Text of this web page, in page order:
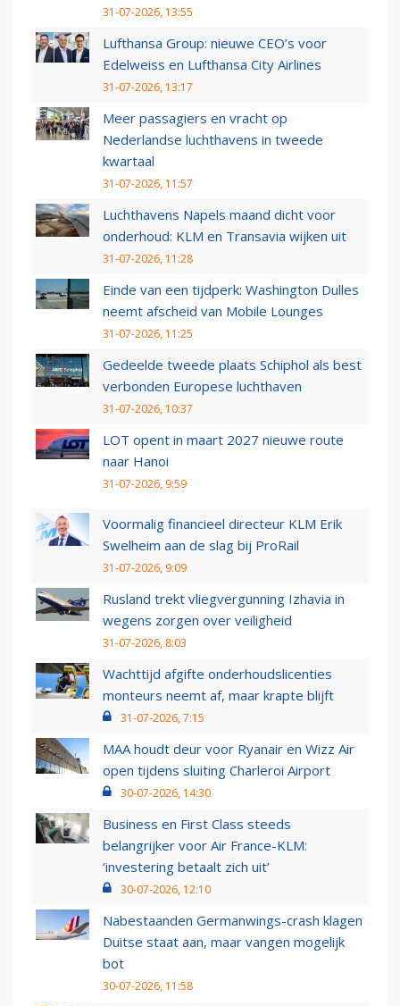
31-07-2026, 13:55
Lufthansa Group: nieuwe CEO’s voor
Edelweiss en Lufthansa City Airlines
31-07-2026, 13:17
Meer passagiers en vracht op
Nederlandse luchthavens in tweede
kwartaal
31-07-2026, 11:57
Luchthavens Napels maand dicht voor
onderhoud: KLM en Transavia wijken uit
31-07-2026, 11:28
Einde van een tijdperk: Washington Dulles
neemt afscheid van Mobile Lounges
31-07-2026, 11:25
Gedeelde tweede plaats Schiphol als best
verbonden Europese luchthaven
31-07-2026, 10:37
LOT opent in maart 2027 nieuwe route
naar Hanoi
31-07-2026, 9:59
Voormalig financieel directeur KLM Erik
Swelheim aan de slag bij ProRail
31-07-2026, 9:09
Rusland trekt vliegvergunning Izhavia in
wegens zorgen over veiligheid
31-07-2026, 8:03
Wachttijd afgifte onderhoudslicenties
monteurs neemt af, maar krapte blijft
31-07-2026, 7:15
MAA houdt deur voor Ryanair en Wizz Air
open tijdens sluiting Charleroi Airport
30-07-2026, 14:30
Business en First Class steeds
belangrijker voor Air France-KLM:
‘investering betaalt zich uit’
30-07-2026, 12:10
Nabestaanden Germanwings-crash klagen
Duitse staat aan, maar vangen mogelijk
bot
30-07-2026, 11:58